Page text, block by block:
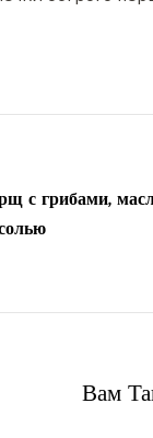
с грибами,
Вам